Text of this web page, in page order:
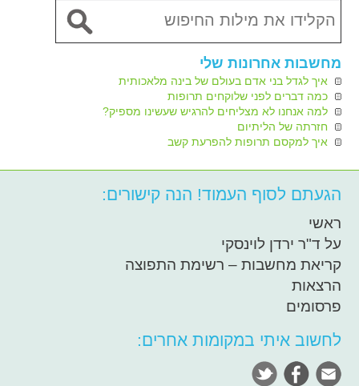
מחשבות אחרונות שלי
איך לגדל בני אדם בעולם של בינה מלאכותית
כמה דברים לפני שלוקחים תרופות
למה אנחנו לא מצליחים להרגיש שעשינו מספיק?
חזרתה של הליתיום
איך למקסם תרופות להפרעת קשב
הגעתם לסוף העמוד! הנה קישורים:
ראשי
על ד"ר ירדן לוינסקי
קריאת מחשבות – רשימת התפוצה
הרצאות
פרסומים
לחשוב איתי במקומות אחרים: